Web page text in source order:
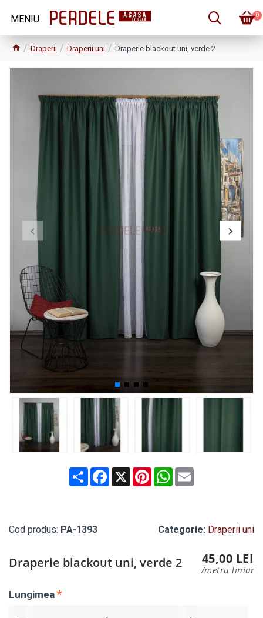
0
Draperii Draperii uni Draperie blackout uni, verde 2
ShareFacebook
X PinterestWhatsApp
Email
Cod produs: PA-1393 Categorie: Draperii uni
Draperie blackout uni, verde 2 45,00 LEI
/metru liniar
Lungimea